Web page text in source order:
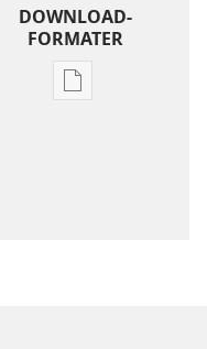
DOWNLOAD-
FORMATER
Indstillinger